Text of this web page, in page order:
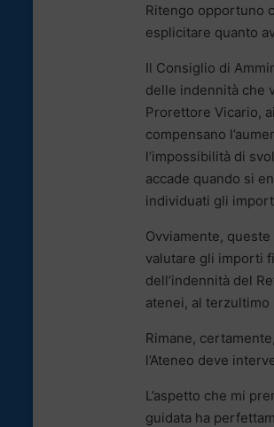
Ritengo opportuno
esplicitare quanto
Il Consiglio di
delle indennità che
Prorettore Vicario,
compensano
l’impossibilità di
accade quando si
individuati gli
Ovviamente,
valutare gli importi
dell’indennità del
atenei, al
Rimane,
l’Ateneo deve
L’aspetto che mi
guidata ha